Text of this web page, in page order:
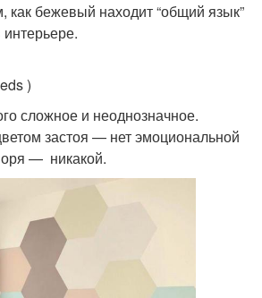
как бежевый находит “общий язык”
)
сложное и неоднозначное.
застоя — нет эмоциональной
— никакой.